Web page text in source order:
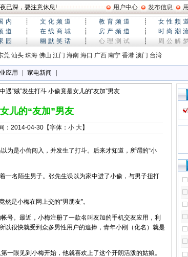
夜已深，要注意休息! 用户中心 发布信息
内 ┊ 文化频道 ┊ 教育频道 ┊ 女性频道
道 ┊ 在线商城 ┊ 房产频道 ┊ 时尚潮
园 ┊ 幽默笑话 ┊ 心理测试 ┊ 周公解梦
莞 汕头 珠海 佛山 江门 海南 海口 广西 南宁 香港 澳门 台湾
应用 家电新闻
遇“贼”发生打斗 小偷竟是女儿的“友加”男友
儿的“友加”男友
：2014-04-30【字体： 小 大】
为是小偷闯入，并发生了打斗。后来才知道，所谓的“小
一名陌生男子。张先生误以为家中进了小偷，与男子扭打
是小梅在网上交的“男朋友”。
号。最近，小梅注册了一款名叫友加的手机交友应用，利
以很快就受到众多男性用户的追捧，青年小刚（化名）就是
一眼见到小梅开始，他就喜欢上了这个开朗活泼的姑娘。